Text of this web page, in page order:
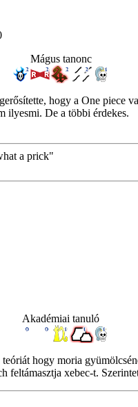
Mágus tanonc
hogy a One piece
ilyesmi. De a többi érdekes.
a prick"
Akadémiai tanuló
hogy moria
feltámasztja xebec-t.